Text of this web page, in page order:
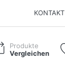
KONTAKT
Produkte
Vergleichen